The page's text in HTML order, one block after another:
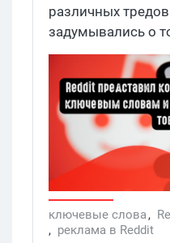
и
товаров
различных
задумывались о
монетизировать
автор), то теперь
намного проще.
представила
которые помогут
ценность
контекстный
словам и реклама
функции и как с
разбираться.
ключевые слова,
, реклама в Reddit